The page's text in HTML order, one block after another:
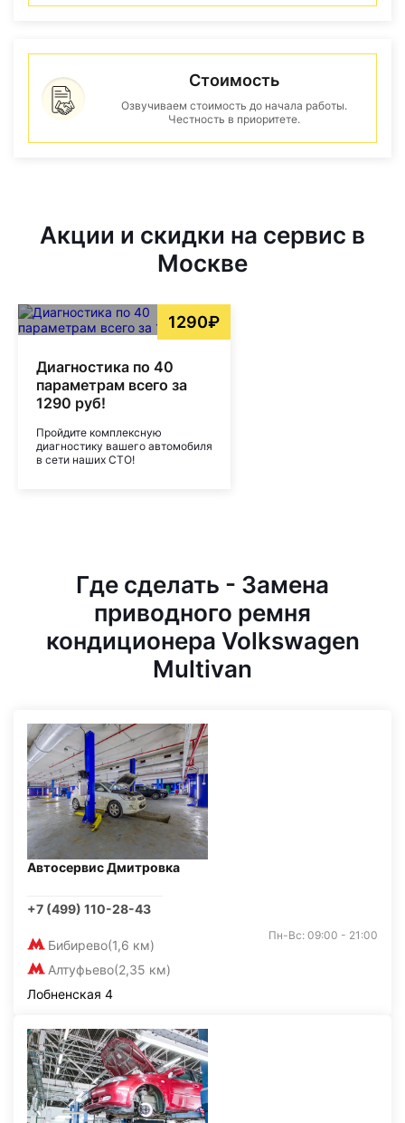
Стоимость
Озвучиваем стоимость до начала работы.
Честность в приоритете.
Акции и скидки на сервис в
Москве
1290₽
Диагностика по 40
параметрам всего за
1290 руб!
Пройдите комплексную
диагностику вашего автомобиля
в сети наших СТО!
Где сделать - Замена
приводного ремня
кондиционера Volkswagen
Multivan
Автосервис Дмитровка
+7 (499) 110-28-43
Бибирево(1,6 км)
Алтуфьево(2,35 км)
Пн-Вс: 09:00 - 21:00
Лобненская 4